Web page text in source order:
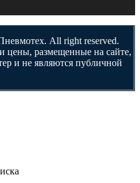
All right reserved.
размещенные на сайте,
и не являются публичной